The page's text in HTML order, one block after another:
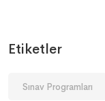
Etiketler
Sınav Programları